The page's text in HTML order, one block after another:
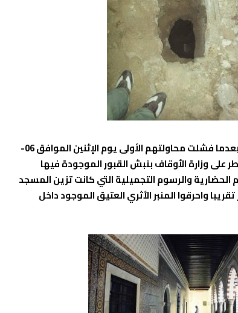
وقد تعرض المسجد لجريمة أخرى تحت عنوان الصيانة بعدما فشلت محاولتهم الأولى يوم الإثنين الموافق 06-
على وزارة الأوقاف بنبش القبور الموجودة فيها
والرسوم التجميلية التي كانت تزين المسجد
الأرضية الرخامية وحفروها بالكامل بعمق 1متر تقريبا واحرقوا المنبر الأثري العتيق الموجود داخل